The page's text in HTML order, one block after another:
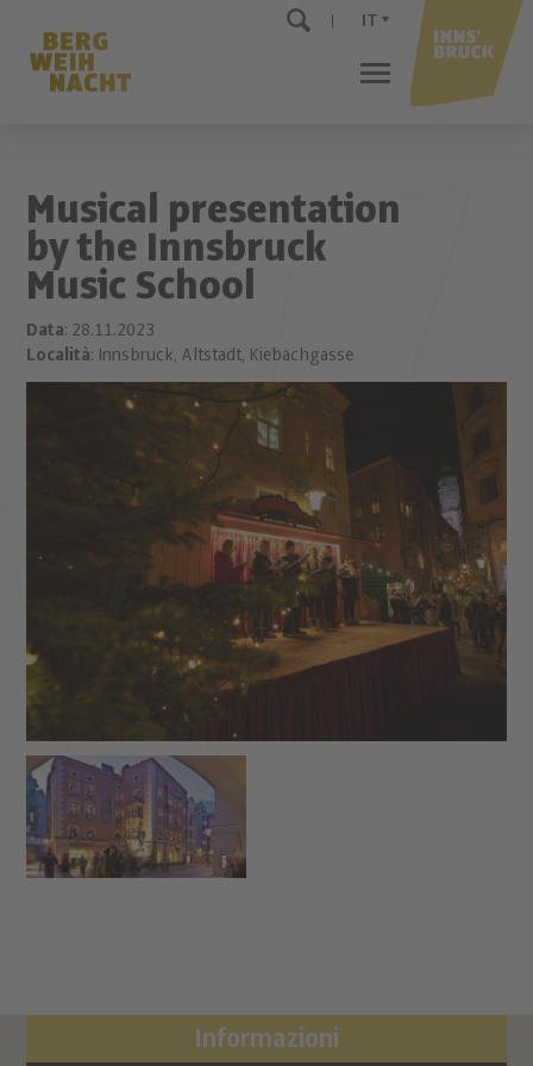
IT
Musical presentation
by the Innsbruck
Music School
Data: 28.11.2023
Località: Innsbruck, Altstadt, Kiebachgasse
Informazioni